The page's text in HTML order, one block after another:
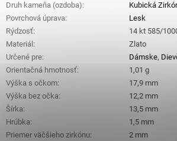
Druh kameňa (ozdoba):
Kubická
Povrchová úprava:
Lesk
Rýdzosť:
14 kt 585/
Materiál :
Zlato
Určené pre: Dámske,
Orientačná hmotnosť:
1,01 g
Výška s očkom:
17,9 mm
Výška bez očka:
12,2 mm
Šírka:
13,5 mm
Hrúbka:
1,5 mm
Priemer väčšieho zirkónu:
2 mm